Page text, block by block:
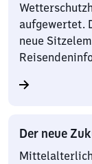
aufgewertet.
neue
Der neue